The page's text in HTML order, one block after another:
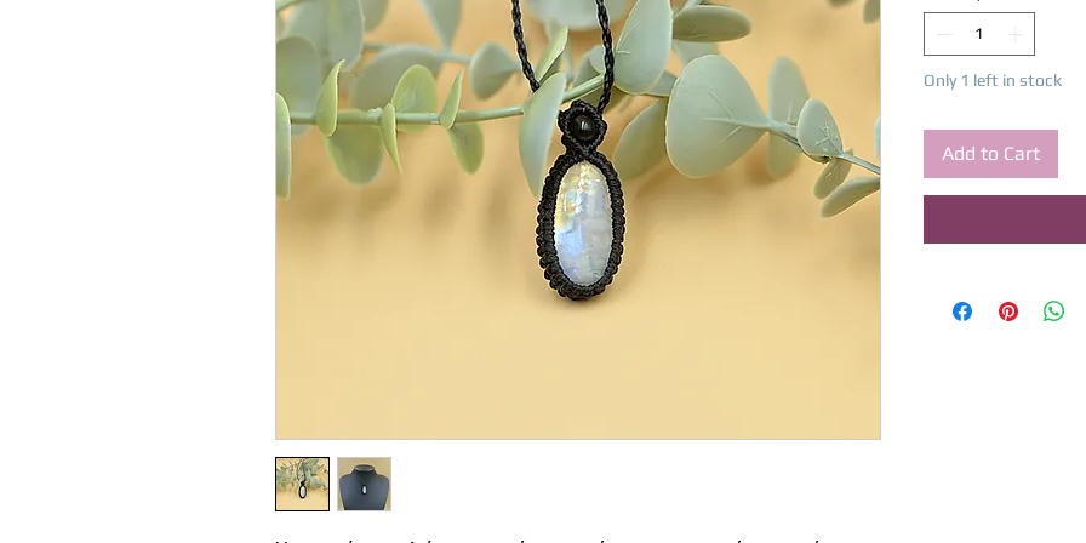
Only 1 left in stock
Add to Cart